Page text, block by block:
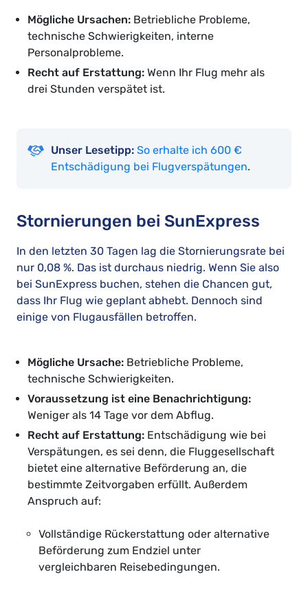
Mögliche Ursachen: Betriebliche Probleme,
technische Schwierigkeiten, interne
Personalprobleme.
Recht auf Erstattung: Wenn Ihr Flug mehr als
drei Stunden verspätet ist.
Unser Lesetipp: So erhalte ich 600 €
Entschädigung bei Flugverspätungen.
Stornierungen bei SunExpress
In den letzten 30 Tagen lag die Stornierungsrate bei
nur 0,08 %. Das ist durchaus niedrig. Wenn Sie also
bei SunExpress buchen, stehen die Chancen gut,
dass Ihr Flug wie geplant abhebt. Dennoch sind
einige von Flugausfällen betroffen.
Mögliche Ursache: Betriebliche Probleme,
technische Schwierigkeiten.
Voraussetzung ist eine Benachrichtigung:
Weniger als 14 Tage vor dem Abflug.
Recht auf Erstattung: Entschädigung wie bei
Verspätungen, es sei denn, die Fluggesellschaft
bietet eine alternative Beförderung an, die
bestimmte Zeitvorgaben erfüllt. Außerdem
Anspruch auf:
Vollständige Rückerstattung oder alternative
Beförderung zum Endziel unter
vergleichbaren Reisebedingungen.